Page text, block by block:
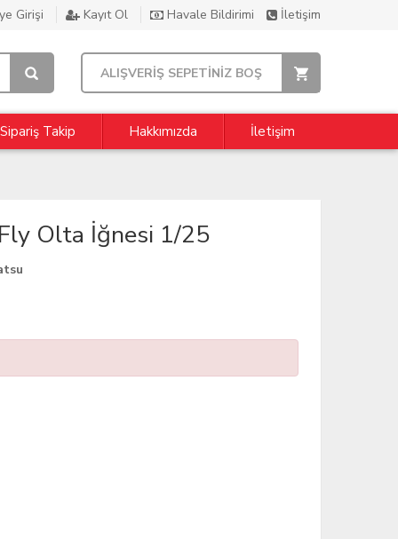
Girişi Kayıt Ol Havale Bildirimi İletişim
ALIŞVERİŞ SEPETİNİZ BOŞ
Sipariş Takip Hakkımızda İletişim
Olta İğnesi 1/25